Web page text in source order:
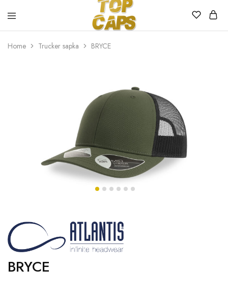
Top
Caps
Egyedi
emblémázott
Home Trucker sapka BRYCE
BRYCE